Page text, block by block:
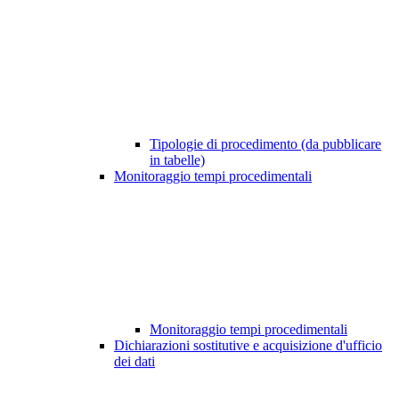
Tipologie di procedimento (da pubblicare
in tabelle)
Monitoraggio tempi procedimentali
Monitoraggio tempi procedimentali
Dichiarazioni sostitutive e acquisizione d'ufficio
dei dati